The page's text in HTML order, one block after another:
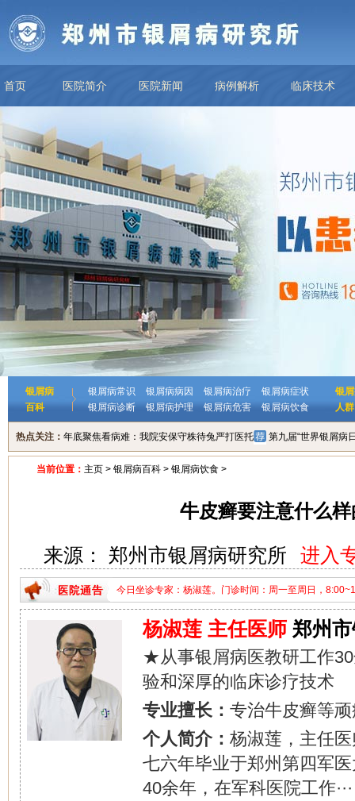
首页 医院简介 医院新闻 病例解析 临床技术
银屑病
百科
银屑病常识 银屑病病因 银屑病治疗
银屑病症状
银屑病诊断
银屑病护理 银屑病危害 银屑病饮食
银
人群
热点关注： 年底聚焦看病难：我院安保守株待兔严打医托 第九届“世界银屑病
当前位置： 主页 > 银屑病百科 > 银屑病饮食 >
牛皮癣要注意什么
来源： 郑州市银屑病研究所 进入
今日坐诊专家：杨淑莲。门诊时间：周一至周日，
杨淑莲 主任医师 郑州
★从事银屑病医教研工作
验和深厚的临床诊疗技术
专业擅长： 专治牛皮癣等
个人简介： 杨淑莲，主任
七六年毕业于郑州第四军
40余年，在军科医院工作···